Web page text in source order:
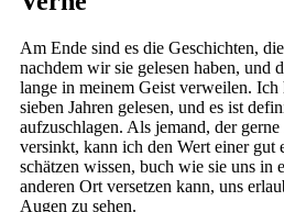
Am Ende sind es die Geschichten,
nachdem wir sie gelesen haben, und
lange in meinem Geist verweilen. Ich
sieben Jahren gelesen, und es ist
aufzuschlagen. Als jemand, der
versinkt, kann ich den Wert einer gut
schätzen wissen, buch wie sie uns in
anderen Ort versetzen kann, uns
Augen zu sehen.